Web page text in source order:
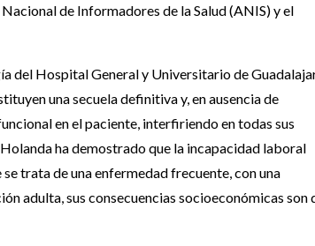
de Informadores de la Salud (ANIS) y el
del Hospital General y Universitario de
una secuela definitiva y, en ausencia de
en el paciente, interfiriendo en todas sus
ha demostrado que la incapacidad laboral
trata de una enfermedad frecuente, con una
adulta, sus consecuencias socioeconómicas son